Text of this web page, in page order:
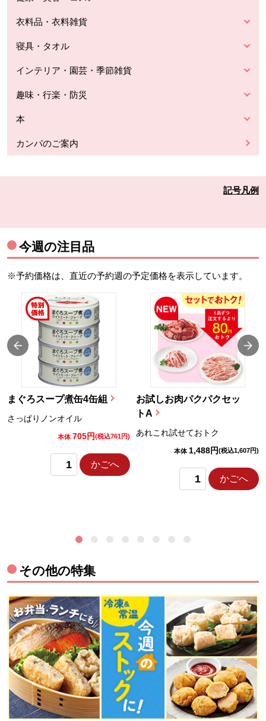
衣料品・衣料雑貨
寝具・タオル
インテリア・園芸・季節雑貨
趣味・行楽・防災
本
カンパのご案内
記号凡例
今週の注目品
※予約価格は、直近の予約週の予定価格を表示しています。
まぐろスープ煮缶4缶組
さっぱりノンオイル
本体 705円(税込761円)
かごへ
お試しお肉パクパクセッ
トA
あれこれ試せておトク
本体 1,488円(税込1,607円)
かごへ
その他の特集